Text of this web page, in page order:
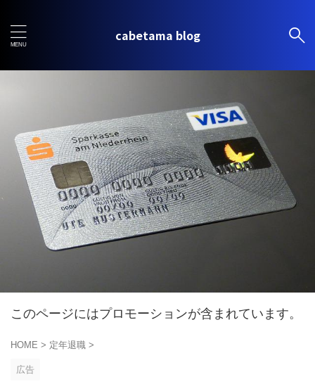
cabetama blog
このページにはプロモーションが含まれています。
HOME > 定年退職 >
広告